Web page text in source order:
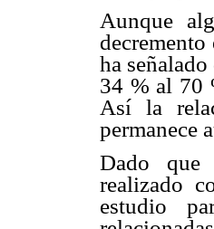
Aunque
ha
34 % al 70
Así la
permanece
Dado que
realizado
estudio